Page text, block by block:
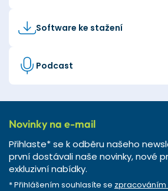
Software ke stažení
Podcast
Novinky na e-mail
Přihlaste* se k odběru našeho
první dostávali naše novinky, nové
exkluzivní nabídky.
* Přihlášením souhlasíte se